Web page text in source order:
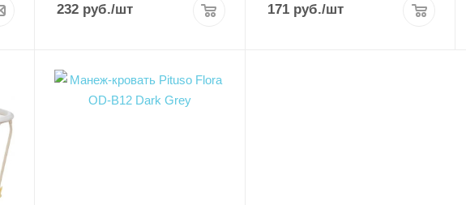
232руб./шт 171руб./шт